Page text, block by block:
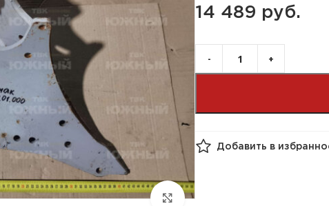
14 489 руб.
Добавить в